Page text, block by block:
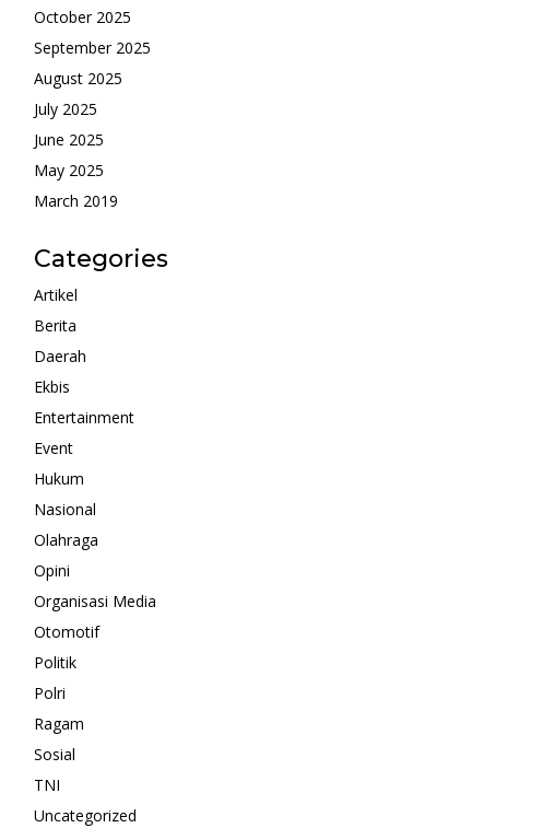
October 2025
September 2025
August 2025
July 2025
June 2025
May 2025
March 2019
Categories
Artikel
Berita
Daerah
Ekbis
Entertainment
Event
Hukum
Nasional
Olahraga
Opini
Organisasi Media
Otomotif
Politik
Polri
Ragam
Sosial
TNI
Uncategorized